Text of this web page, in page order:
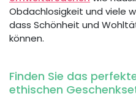
Obdachlosigkeit und viele
dass Schönheit und
können.
Finden Sie das
ethischen